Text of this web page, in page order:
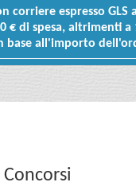
corriere espresso GLS
€ di spesa, altrimenti a
base all'importo
Concorsi